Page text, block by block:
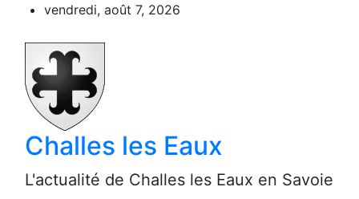
contenu
vendredi, août 7, 2026
Challes les Eaux
L'actualité de Challes les Eaux en Savoie